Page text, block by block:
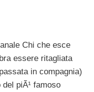
Chi che esce
essere ritagliata
in compagnia)
piÃ¹ famoso